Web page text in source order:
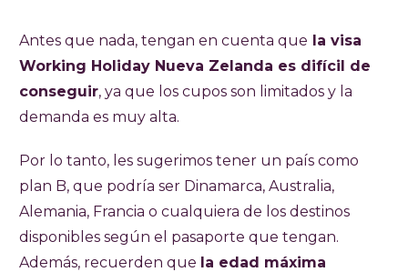
Antes que nada, tengan en cuenta que la visa
Working Holiday Nueva Zelanda es difícil de
conseguir, ya que los cupos son limitados y la
demanda es muy alta.
Por lo tanto, les sugerimos tener un país como
plan B, que podría ser Dinamarca, Australia,
Alemania, Francia o cualquiera de los destinos
disponibles según el pasaporte que tengan.
Además, recuerden que la edad máxima